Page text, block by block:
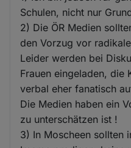
Schulen, nicht nur
2) Die ÖR Medien
den Vorzug vor
Leider werden bei
Frauen eingeladen, die
verbal eher fanatisch
Die Medien haben ein
zu unterschätzen ist !
3) In Moscheen sollten